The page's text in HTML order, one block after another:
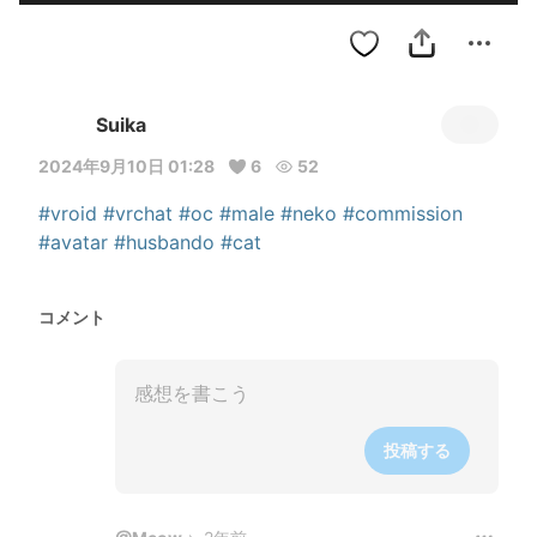
Suika
2024年9月10日 01:28 6 52
#vroid #vrchat #oc #male #neko #commission
#avatar #husbando #cat
コメント
投稿する